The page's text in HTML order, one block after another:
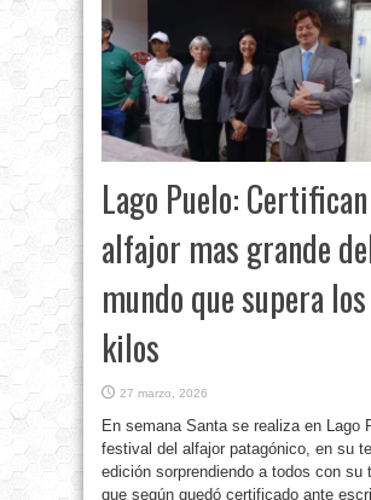
Lago Puelo:
alfajor mas grande
mundo que supera
kilos
27 marzo, 2026
En semana Santa se realiza en Lago
festival del alfajor patagónico, en su
edición sorprendiendo a todos con su
que según quedó certificado ante